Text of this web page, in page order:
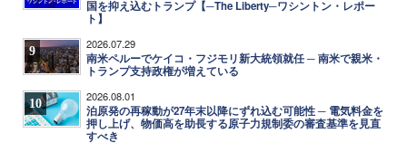
国を抑え込むトランプ【─The Liberty─ワシントン・レポー
ト】
9 2026.07.29
南米ペルーでケイコ・フジモリ新大統領就任 ─ 南米で親米・
トランプ支持政権が増えている
10 2026.08.01
泊原発の再稼動が27年末以降にずれ込む可能性 ─ 電気料金を
押し上げ、物価高を助長する原子力規制委の審査基準を見直
すべき